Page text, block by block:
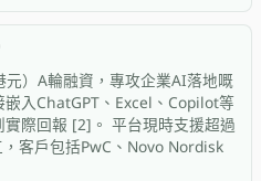
）A輪融資，專攻企業AI落地嘅
嵌入ChatGPT、Excel、Copilot等
際回報 [2]。 平台現時支援超過
客戶包括PwC、Novo Nordisk